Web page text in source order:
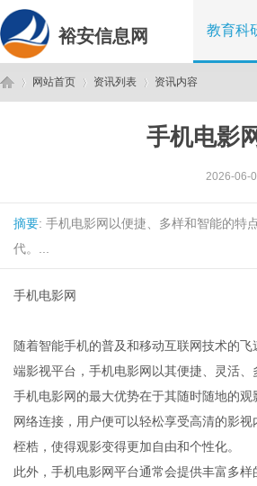
裕安信息网 教育科
网站首页 资讯列表 资讯内容
手机电影
2026-06-
摘要: 手机电影网以便捷、多样和智能的特
代。...
手机电影网
随着智能手机的普及和移动互联网技术的
端影视平台，手机电影网以其便捷、灵活
手机电影网的最大优势在于其随时随地的
网络连接，用户便可以轻松享受高清的影
桎梏，使得观影变得更加自由和个性化。
此外，手机电影网平台通常会提供丰富多